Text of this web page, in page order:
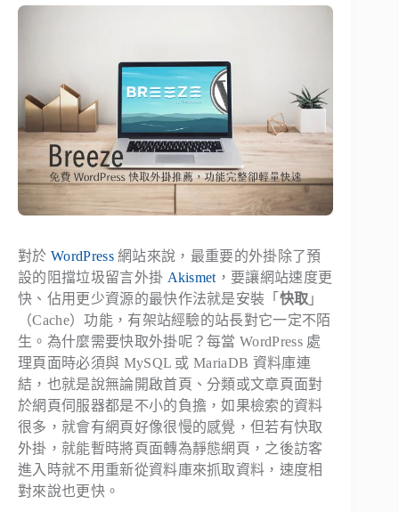
對於 WordPress網站來說，最重要的外掛除了預
設的阻擋垃圾留言外掛 Akismet ，要讓網站速度更
快、佔用更少資源的最快作法就是安裝「 快取 」
（Cache）功能，有架站經驗的站長對它一定不陌
生。為什麼需要快取外掛呢？每當 WordPress 處
理頁面時必須與 MySQL 或 MariaDB 資料庫連
結，也就是說無論開啟首頁、分類或文章頁面對
於網頁伺服器都是不小的負擔，如果檢索的資料
很多，就會有網頁好像很慢的感覺，但若有快取
外掛，就能暫時將頁面轉為靜態網頁，之後訪客
進入時就不用重新從資料庫來抓取資料，速度相
對來說也更快。